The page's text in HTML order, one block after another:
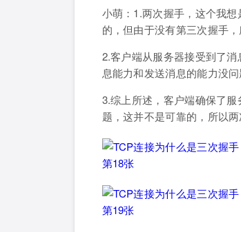
小萌：1.两次握手，这个我
的，但由于没有第三次握手
2.客户端从服务器接受到了
息能力和发送消息的能力没
3.综上所述，客户端确保了
题，这并不是可靠的，所以两